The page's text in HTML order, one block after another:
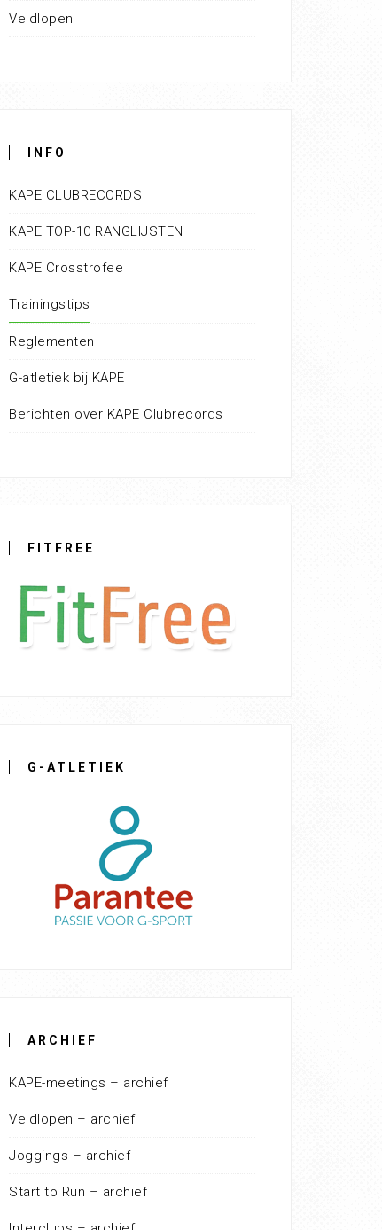
Veldlopen
INFO
KAPE CLUBRECORDS
KAPE TOP-10 RANGLIJSTEN
KAPE Crosstrofee
Trainingstips
Reglementen
G-atletiek bij KAPE
Berichten over KAPE Clubrecords
FITFREE
G-ATLETIEK
ARCHIEF
KAPE-meetings – archief
Veldlopen – archief
Joggings – archief
Start to Run – archief